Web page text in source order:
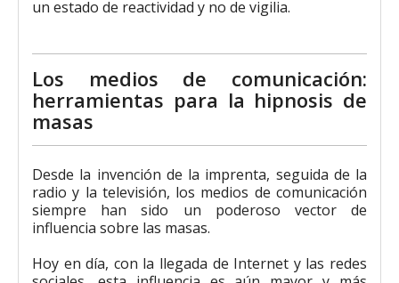
un estado de reactividad y no de vigilia.
Los medios de comunicación:
herramientas para la hipnosis de
masas
Desde la invención de la imprenta, seguida de la
radio y la televisión, los medios de comunicación
siempre han sido un poderoso vector de
influencia sobre las masas.
Hoy en día, con la llegada de Internet y las redes